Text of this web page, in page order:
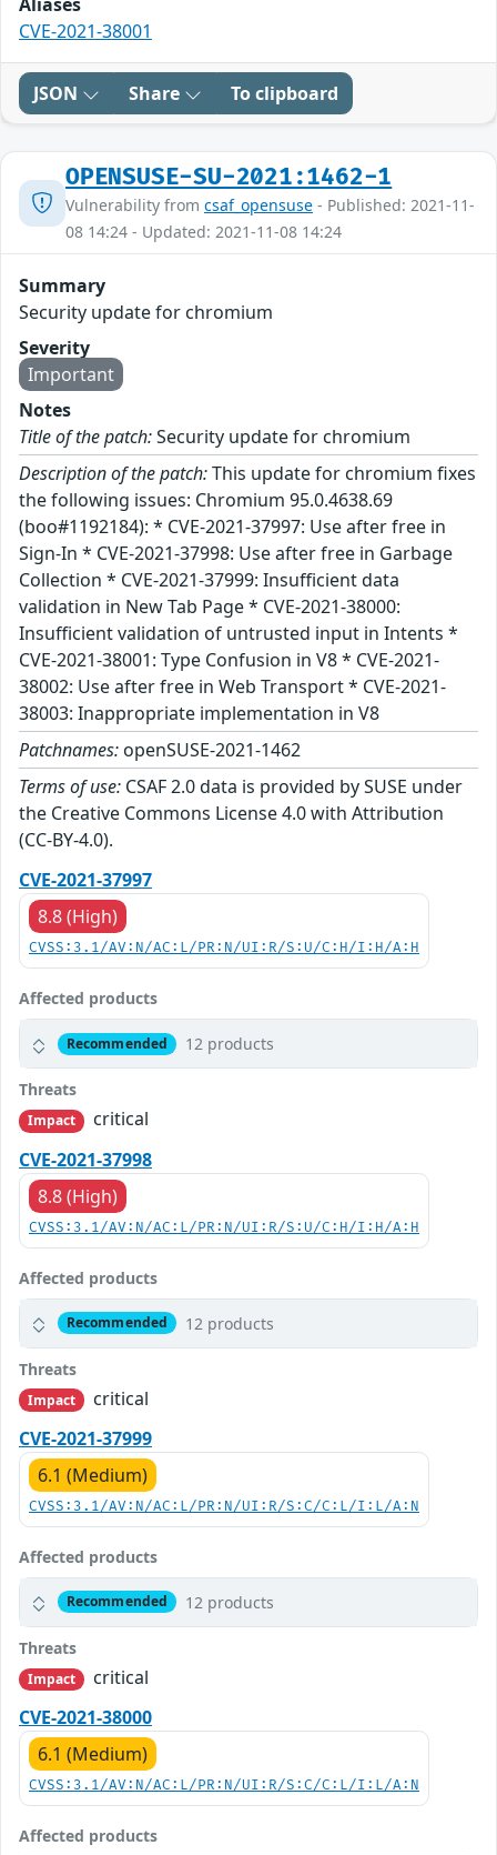
CVE-2021-38001
JSON Share To clipboard
OPENSUSE-SU-2021:1462-1
Vulnerability from csaf_opensuse - Published: 2021-11-
08 14:24 - Updated: 2021-11-08 14:24
Summary
Security update for chromium
Severity
Important
Notes
Title of the patch:Security update for chromium
Description of the patch:This update for chromium fixes
the following issues: Chromium 95.0.4638.69
(boo#1192184): * CVE-2021-37997: Use after free in
Sign-In * CVE-2021-37998: Use after free in Garbage
Collection * CVE-2021-37999: Insufficient data
validation in New Tab Page * CVE-2021-38000:
Insufficient validation of untrusted input in Intents *
CVE-2021-38001: Type Confusion in V8 * CVE-2021-
38002: Use after free in Web Transport * CVE-2021-
38003: Inappropriate implementation in V8
Patchnames: openSUSE-2021-1462
Terms of use: CSAF 2.0 data is provided by SUSE under
the Creative Commons License 4.0 with Attribution
(CC-BY-4.0).
CVE-2021-37997
8.8 (High)
CVSS:3.1/AV:N/AC:L/PR:N/UI:R/S:U/C:H/I:H/A:H
Affected products
Recommended 12 products
Threats
Impact
critical
CVE-2021-37998
8.8 (High)
CVSS:3.1/AV:N/AC:L/PR:N/UI:R/S:U/C:H/I:H/A:H
Affected products
Recommended 12 products
Threats
Impact
critical
CVE-2021-37999
6.1 (Medium)
CVSS:3.1/AV:N/AC:L/PR:N/UI:R/S:C/C:L/I:L/A:N
Affected products
Recommended 12 products
Threats
Impact
critical
CVE-2021-38000
6.1 (Medium)
CVSS:3.1/AV:N/AC:L/PR:N/UI:R/S:C/C:L/I:L/A:N
Affected products